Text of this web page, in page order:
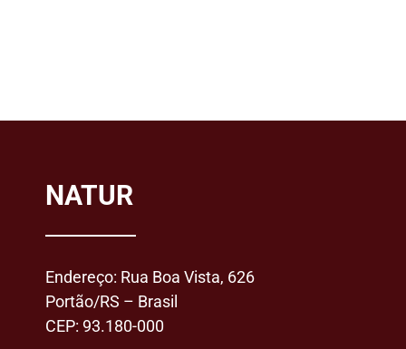
NATUR
Endereço: Rua Boa Vista, 626
Portão/RS – Brasil
CEP: 93.180-000